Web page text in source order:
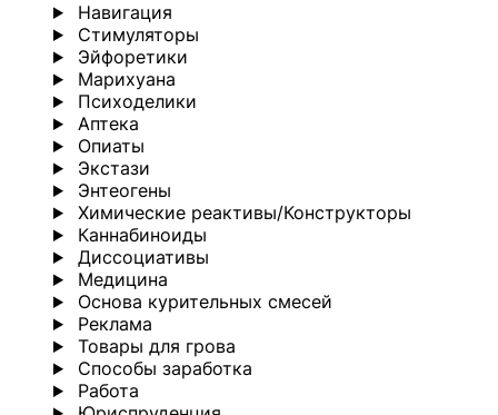
Навигация
Стимуляторы
Эйфоретики
Марихуана
Психоделики
Аптека
Опиаты
Экстази
Энтеогены
Химические реактивы/Конструкторы
Каннабиноиды
Диссоциативы
Медицина
Основа курительных смесей
Реклама
Товары для грова
Способы заработка
Работа